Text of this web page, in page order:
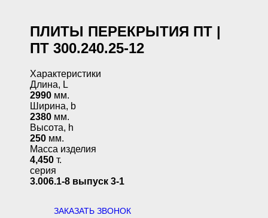
ПЛИТЫ ПЕРЕКРЫТИЯ ПТ |
ПТ 300.240.25-12
Характеристики
Длина, L
2990 мм.
Ширина, b
2380 мм.
Высота, h
250 мм.
Масса изделия
4,450 т.
серия
3.006.1-8 выпуск 3-1
ЗАКАЗАТЬ ЗВОНОК